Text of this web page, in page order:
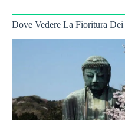
Dove Vedere La Fioritura